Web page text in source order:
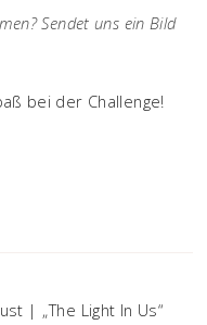
Sendet uns ein Bild
bei der Challenge!
| „The Light In Us“